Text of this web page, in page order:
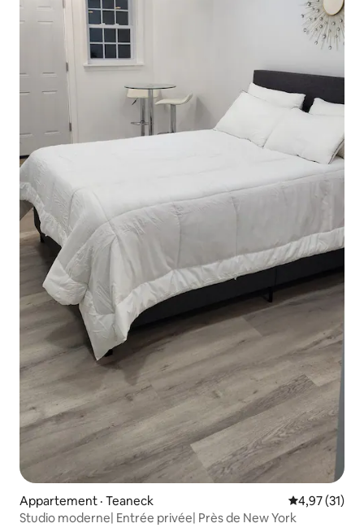
Appartement · Teaneck Note
4,97 (31)
Studio moderne| Entrée privée| Près de New York